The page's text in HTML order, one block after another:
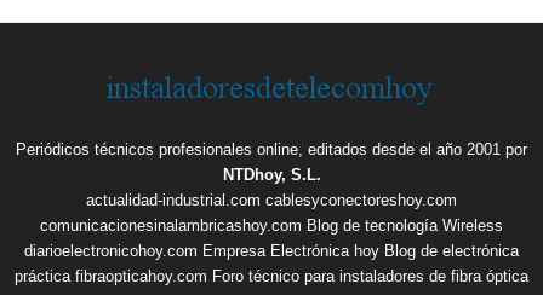
Periódicos técnicos profesionales online, editados desde el año 2001 por
NTDhoy, S.L.
actualidad-industrial.com cablesyconectoreshoy.com
comunicacionesinalambricashoy.com Blog de tecnología Wireless
diarioelectronicohoy.com Empresa Electrónica hoy Blog de electrónica
práctica fibraopticahoy.com Foro técnico para instaladores de fibra óptica